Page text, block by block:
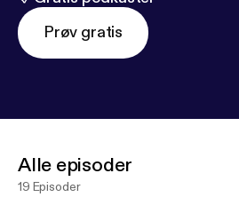
Prøv gratis
Alle episoder
19 Episoder